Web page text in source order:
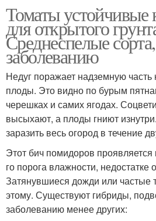
Томаты устойчивые
для открытого
Среднеспелые
заболеванию
Недуг поражает надземную часть
плоды. Это видно по бурым
черешках и самих ягодах.
высыхают, а плоды гниют
заразить весь огород в течение
Этот бич помидоров
го порога влажности,
Затянувшиеся дожди или частые
этому. Существуют гибриды,
заболеванию менее других: